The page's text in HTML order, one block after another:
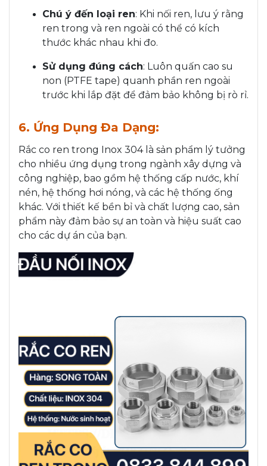
Chú ý đến loại ren: Khi nối ren, lưu ý rằng
ren trong và ren ngoài có thể có kích
thước khác nhau khi đo.
Sử dụng đúng cách: Luôn quấn cao su
non (PTFE tape) quanh phần ren ngoài
trước khi lắp đặt để đảm bảo không bị rò rỉ.
6. Ứng Dụng Đa Dạng:
Rắc co ren trong Inox 304 là sản phẩm lý tưởng
cho nhiều ứng dụng trong ngành xây dựng và
công nghiệp, bao gồm hệ thống cấp nước, khí
nén, hệ thống hơi nóng, và các hệ thống ống
khác. Với thiết kế bền bỉ và chất lượng cao, sản
phẩm này đảm bảo sự an toàn và hiệu suất cao
cho các dự án của bạn.